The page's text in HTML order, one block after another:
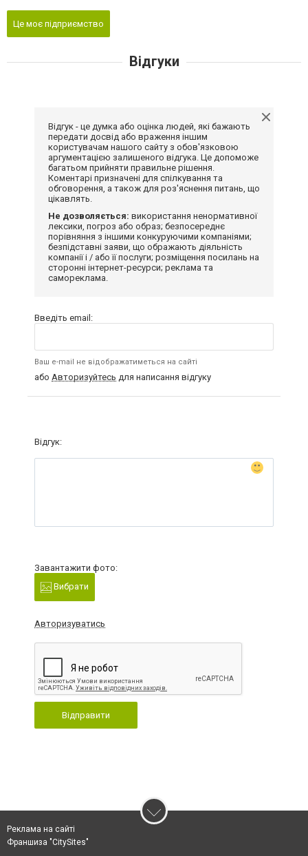
Це моє підприємство
Відгуки
Відгук - це думка або оцінка людей, які бажають
передати досвід або враження іншим
користувачам нашого сайту з обов'язковою
аргументацією залишеного відгука. Це допоможе
багатьом прийняти правильне рішення.
Коментарі призначені для спілкування та
обговорення, а також для роз'яснення питань, що
цікавлять.
Не дозволяється: використання ненормативної
лексики, погроз або образ; безпосереднє
порівняння з іншими конкуруючими компаніями;
безпідставні заяви, що ображають діяльність
компанії і / або її послуги; розміщення посилань на
сторонні інтернет-ресурси; реклама та
самореклама.
Введіть email:
Ваш e-mail не відображатиметься на сайті
або Авторизуйтесь для написання відгуку
Відгук:
Завантажити фото:
Вибрати
Авторизуватись
Відправити
Реклама на сайті
Франшиза "CitySites"